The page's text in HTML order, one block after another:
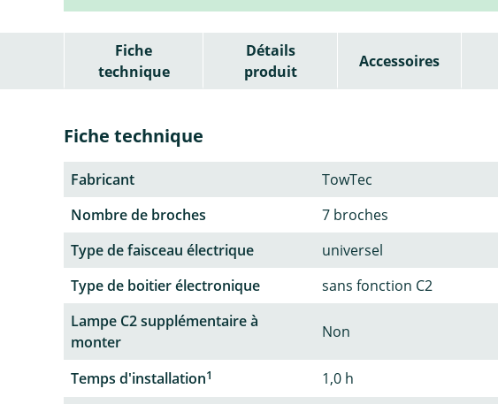
Fiche
technique
Détails
produit
Accessoires
Fiche technique
Fabricant
TowTec
Nombre de broches
7 broches
Type de faisceau électrique
universel
Type de boitier électronique
sans fonction C2
Lampe C2 supplémentaire à
monter
Non
Temps d'installation1
1,0 h